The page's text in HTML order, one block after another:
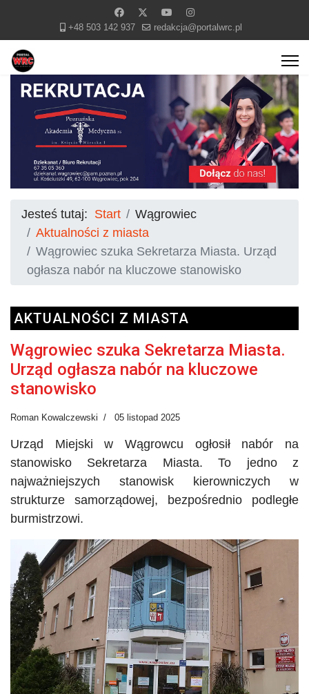
+48 503 142 937 redakcja@portalwrc.pl
Jesteś tutaj: Start
Wągrowiec
Aktualności z miasta
Wągrowiec szuka Sekretarza Miasta. Urząd
ogłasza nabór na kluczowe stanowisko
AKTUALNOŚCI Z MIASTA
Wągrowiec szuka Sekretarza Miasta.
Urząd ogłasza nabór na kluczowe
stanowisko
Roman Kowalczewski 05 listopad 2025
Urząd Miejski w Wągrowcu ogłosił nabór na
stanowisko Sekretarza Miasta. To jedno z
najważniejszych stanowisk kierowniczych w
strukturze samorządowej, bezpośrednio podległe
burmistrzowi.